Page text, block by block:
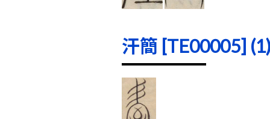
汗簡 [TE00005]